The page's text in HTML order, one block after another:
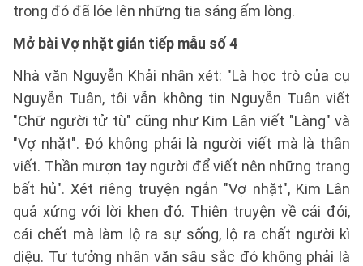
trong đó đã lóe lên những tia sáng ấm lòng.
Mở bài Vợ nhặt gián tiếp mẫu số 4
Nhà văn Nguyễn Khải nhận xét: "Là học trò của cụ
Nguyễn Tuân, tôi vẫn không tin Nguyễn Tuân viết
"Chữ người tử tù" cũng như Kim Lân viết "Làng" và
"Vợ nhặt". Đó không phải là người viết mà là thần
viết. Thần mượn tay người để viết nên những trang
bất hủ". Xét riêng truyện ngắn "Vợ nhặt", Kim Lân
quả xứng với lời khen đó. Thiên truyện về cái đói,
cái chết mà làm lộ ra sự sống, lộ ra chất người kì
diệu. Tư tưởng nhân văn sâu sắc đó không phải là